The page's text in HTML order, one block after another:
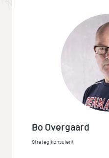
Bo Overgaard
Strategikonsulent